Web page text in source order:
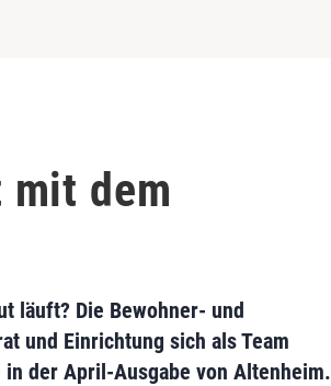
dem
läuft? Die Bewohner- und
und Einrichtung sich als Team
der April-Ausgabe von Altenheim.